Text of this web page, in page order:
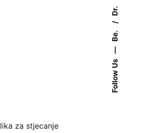
Follow Us
Be.
Dr.
za stjecanje